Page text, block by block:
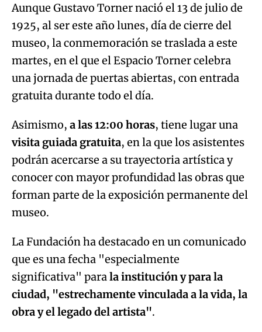
Aunque Gustavo Torner nació el 13 de julio de
1925, al ser este año lunes, día de cierre del
museo, la conmemoración se traslada a este
martes, en el que el Espacio Torner celebra
una jornada de puertas abiertas, con entrada
gratuita durante todo el día.
Asimismo, a las 12:00 horas, tiene lugar una
visita guiada gratuita, en la que los asistentes
podrán acercarse a su trayectoria artística y
conocer con mayor profundidad las obras que
forman parte de la exposición permanente del
museo.
La Fundación ha destacado en un comunicado
que es una fecha "especialmente
significativa" parala institución y para la
ciudad, "estrechamente vinculada a la vida, la
obra y el legado del artista".